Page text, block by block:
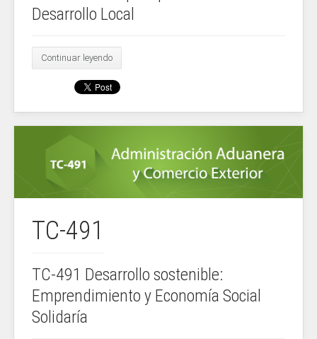
Desarrollo Local
Continuar leyendo
TC-491
TC-491 Desarrollo sostenible:
Emprendimiento y Economía Social
Solidaría